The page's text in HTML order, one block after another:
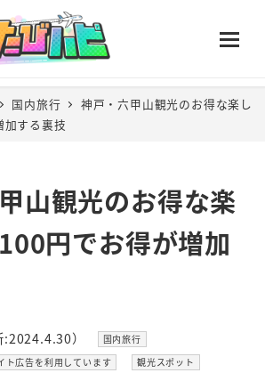
国内旅行
神戸・六甲山観光のお得な楽し
加する裏技
山観光のお得な楽
円でお得が増加
:2024.4.30） カテゴリー
国内旅行
ト広告を利用しています カテゴリー
観光スポット